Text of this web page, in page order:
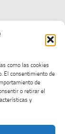
como las cookies
El consentimiento de
de
o retirar el
y